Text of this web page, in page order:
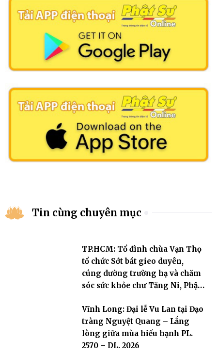
Tin cùng chuyên mục
TP.HCM: Tổ đình chùa Vạn Thọ
tổ chức Sớt bát gieo duyên,
cúng dường trường hạ và chăm
sóc sức khỏe chư Tăng Ni, Phật
Vĩnh Long: Đại lễ Vu Lan tại Đạo
tràng Nguyệt Quang – Lắng
lòng giữa mùa hiếu hạnh PL.
2570 – DL. 2026